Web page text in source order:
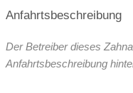
Anfahrtsbeschreibung
Der Betreiber dieses
Anfahrtsbeschreibung